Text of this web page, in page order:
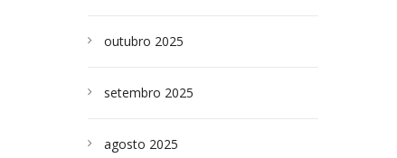
outubro 2025
setembro 2025
agosto 2025